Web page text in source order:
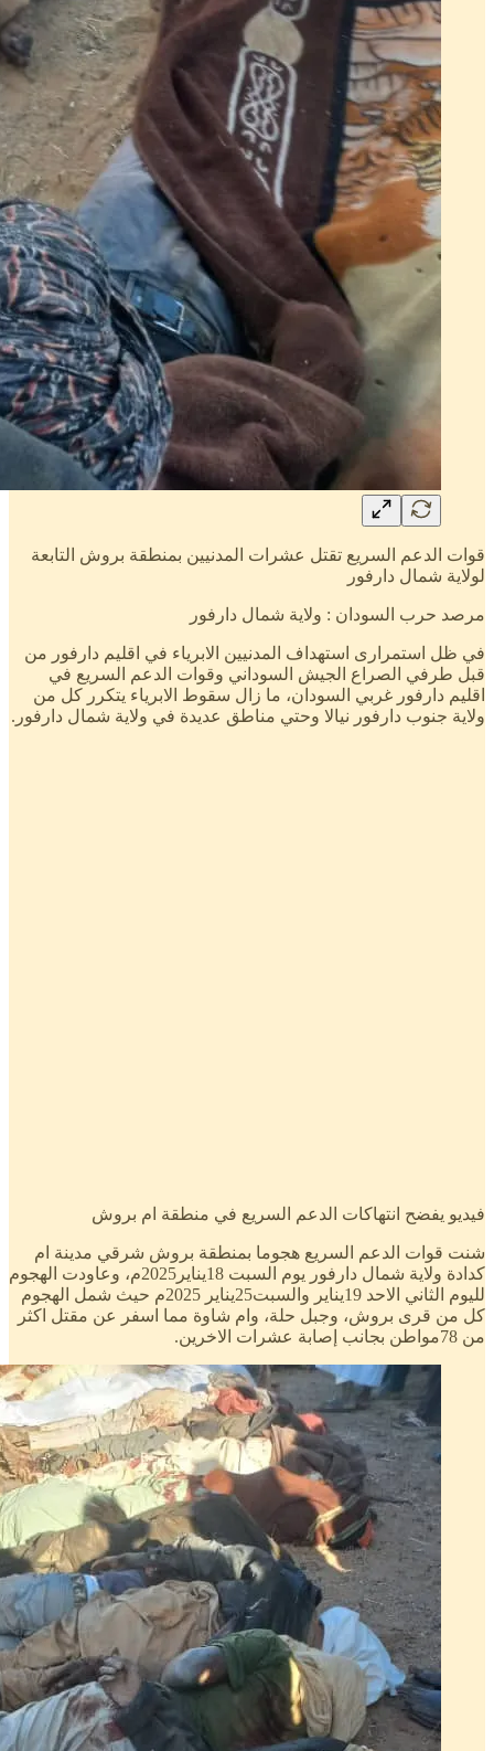
قوات الدعم السريع تقتل عشرات المدنيين بمنطقة بروش التابعة
لولاية شمال دارفور
مرصد حرب السودان : ولاية شمال دارفور
في ظل استمرارى استهداف المدنيين الابرياء في اقليم دارفور من
قبل طرفي الصراع الجيش السوداني وقوات الدعم السريع في
اقليم دارفور غربي السودان، ما زال سقوط الابرياء يتكرر كل من
ولاية جنوب دارفور نيالا وحتي مناطق عديدة في ولاية شمال دارفور.
فيديو يفضح انتهاكات الدعم السريع في منطقة ام بروش
شنت قوات الدعم السريع هجوما بمنطقة بروش شرقي مدينة ام
كدادة ولاية شمال دارفور يوم السبت 18يناير2025م، وعاودت الهجوم
لليوم الثاني الاحد 19يناير والسبت25يناير 2025م حيث شمل الهجوم
كل من قرى بروش، وجبل حلة، وام شاوة مما اسفر عن مقتل اكثر
من 78مواطن بجانب إصابة عشرات الاخرين.